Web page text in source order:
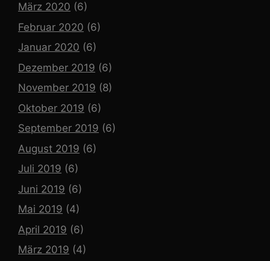
März 2020 (6)
Februar 2020 (6)
Januar 2020 (6)
Dezember 2019 (6)
November 2019 (8)
Oktober 2019 (6)
September 2019 (6)
August 2019 (6)
Juli 2019 (6)
Juni 2019 (6)
Mai 2019 (4)
April 2019 (6)
März 2019 (4)